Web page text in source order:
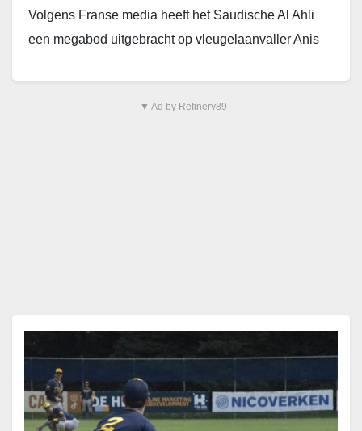
Volgens Franse media heeft het Saudische Al Ahli
een megabod uitgebracht op vleugelaanvaller Anis
▼ Ad by Refinery89